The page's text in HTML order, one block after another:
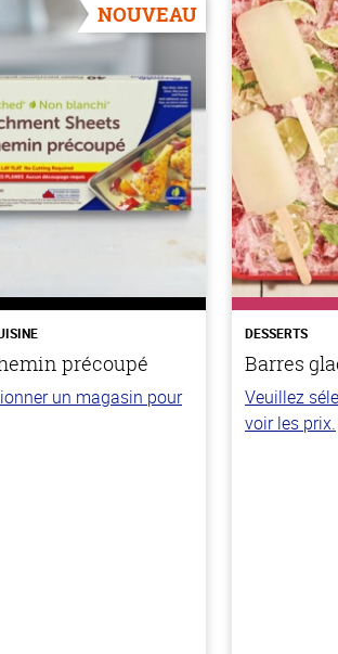
NOUVEAU
précoupé
un magasin pour
DESSERTS
Barres
Veuillez
voir les prix.